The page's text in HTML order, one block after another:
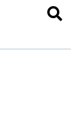
SEARCH